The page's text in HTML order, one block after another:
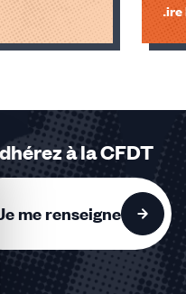
le
Lire
à la CFDT
Je me renseigne